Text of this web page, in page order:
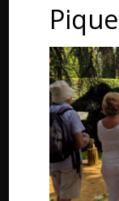
24590 Salignac-
Dordogne –
Téléphone :
Email :
ESPACE PRESSE